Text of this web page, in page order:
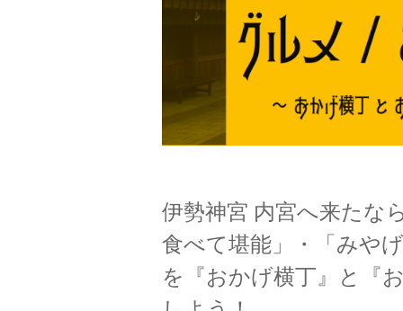
伊勢神宮 内宮へ来たな
食べて堪能」・「みや
を『おかげ横丁』と『